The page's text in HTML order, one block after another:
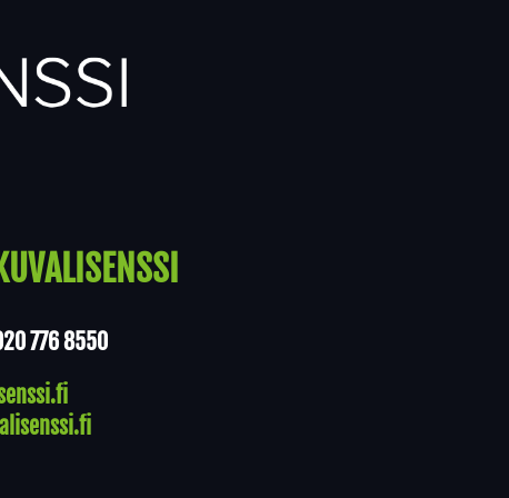
776 8550